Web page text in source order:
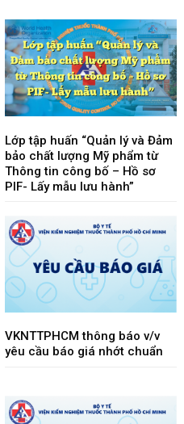
Lớp tập huấn “Quản lý và Đảm
bảo chất lượng Mỹ phẩm từ
Thông tin công bố – Hồ sơ
PIF- Lấy mẫu lưu hành”
VKNTTPHCM thông báo v/v
yêu cầu báo giá nhớt chuẩn